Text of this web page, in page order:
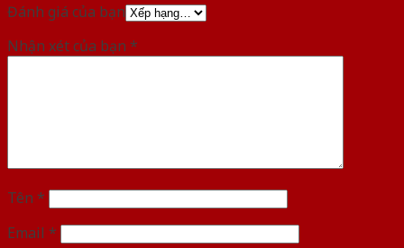
Đánh giá của bạn
Nhận xét của bạn *
Tên *
Email *